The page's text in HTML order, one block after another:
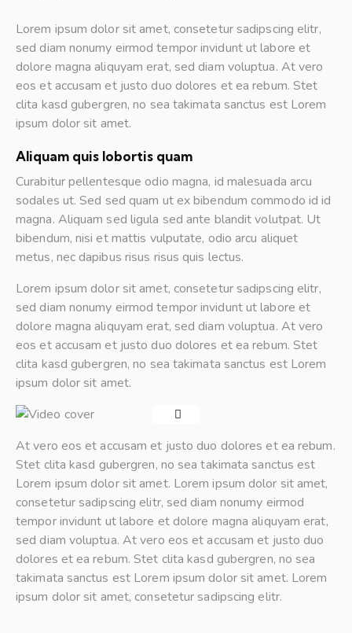
Lorem ipsum dolor sit amet, consetetur sadipscing elitr,
sed diam nonumy eirmod tempor invidunt ut labore et
dolore magna aliquyam erat, sed diam voluptua. At vero
eos et accusam et justo duo dolores et ea rebum. Stet
clita kasd gubergren, no sea takimata sanctus est Lorem
ipsum dolor sit amet.
Aliquam quis lobortis quam
Curabitur pellentesque odio magna, id malesuada arcu
sodales ut. Sed sed quam ut ex bibendum commodo id id
magna. Aliquam sed ligula sed ante blandit volutpat. Ut
bibendum, nisi et mattis vulputate, odio arcu aliquet
metus, nec dapibus risus risus quis lectus.
Lorem ipsum dolor sit amet, consetetur sadipscing elitr,
sed diam nonumy eirmod tempor invidunt ut labore et
dolore magna aliquyam erat, sed diam voluptua. At vero
eos et accusam et justo duo dolores et ea rebum. Stet
clita kasd gubergren, no sea takimata sanctus est Lorem
ipsum dolor sit amet.
At vero eos et accusam et justo duo dolores et ea rebum.
Stet clita kasd gubergren, no sea takimata sanctus est
Lorem ipsum dolor sit amet. Lorem ipsum dolor sit amet,
consetetur sadipscing elitr, sed diam nonumy eirmod
tempor invidunt ut labore et dolore magna aliquyam erat,
sed diam voluptua. At vero eos et accusam et justo duo
dolores et ea rebum. Stet clita kasd gubergren, no sea
takimata sanctus est Lorem ipsum dolor sit amet. Lorem
ipsum dolor sit amet, consetetur sadipscing elitr.